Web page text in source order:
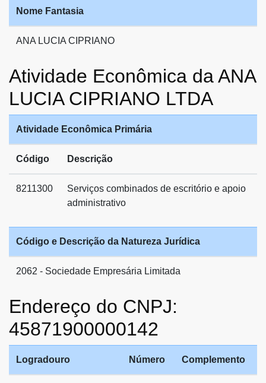
Nome Fantasia
ANA LUCIA CIPRIANO
Atividade Econômica da ANA
LUCIA CIPRIANO LTDA
Atividade Econômica Primária
Código Descrição
8211300
Serviços combinados de escritório e apoio
administrativo
Código e Descrição da Natureza Jurídica
2062 - Sociedade Empresária Limitada
Endereço do CNPJ:
45871900000142
Logradouro Número Complemento